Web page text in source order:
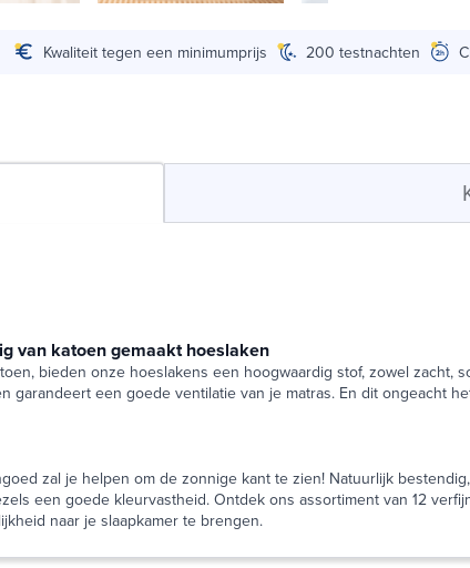
Kwaliteit tegen een minimumprijs 200 testnachten
van katoen gemaakt hoeslaken
bieden onze hoeslakens een hoogwaardig stof, zowel zacht,
garandeert een goede ventilatie van je matras. En dit ongeacht
zal je helpen om de zonnige kant te zien! Natuurlijk bestendig,
een goede kleurvastheid. Ontdek ons assortiment van 12
naar je slaapkamer te brengen.